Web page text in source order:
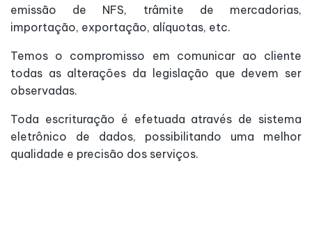
emissão de NFS, trâmite de mercadorias,
importação, exportação, alíquotas, etc.
Temos o compromisso em comunicar ao cliente
todas as alterações da legislação que devem ser
observadas.
Toda escrituração é efetuada através de sistema
eletrônico de dados, possibilitando uma melhor
qualidade e precisão dos serviços.